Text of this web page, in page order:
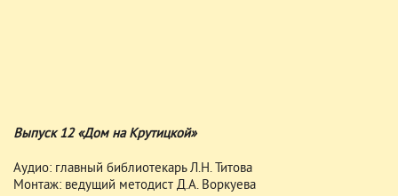
Выпуск 12 «Дом на Крутицкой»
Аудио: главный библиотекарь Л.Н. Титова
Монтаж: ведущий методист Д.А. Воркуева